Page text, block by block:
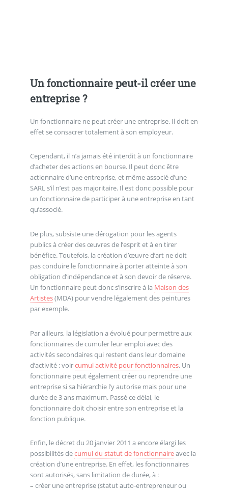
Un fonctionnaire peut-il créer une
entreprise ?
Un fonctionnaire ne peut créer une entreprise. Il doit en
effet se consacrer totalement à son employeur.
Cependant, il n’a jamais été interdit à un fonctionnaire
d’acheter des actions en bourse. Il peut donc être
actionnaire d’une entreprise, et même associé d’une
SARL s’il n’est pas majoritaire. Il est donc possible pour
un fonctionnaire de participer à une entreprise en tant
qu’associé.
De plus, subsiste une dérogation pour les agents
publics à créer des œuvres de l’esprit et à en tirer
bénéfice. Toutefois, la création d’œuvre d’art ne doit
pas conduire le fonctionnaire à porter atteinte à son
obligation d’indépendance et à son devoir de réserve.
Un fonctionnaire peut donc s’inscrire à la Maison des
Artistes(MDA) pour vendre légalement des peintures
par exemple.
Par ailleurs, la législation a évolué pour permettre aux
fonctionnaires de cumuler leur emploi avec des
activités secondaires qui restent dans leur domaine
d’activité : voircumul activité pour fonctionnaires. Un
fonctionnaire peut également créer ou reprendre une
entreprise si sa hiérarchie l’y autorise mais pour une
durée de 3 ans maximum. Passé ce délai, le
fonctionnaire doit choisir entre son entreprise et la
fonction publique.
Enfin, le décret du 20 janvier 2011 a encore élargi les
possibilités decumul du statut de fonctionnaireavec la
création d’une entreprise. En effet, les fonctionnaires
sont autorisés, sans limitation de durée, à :
– créer une entreprise (statut auto-entrepreneur ou